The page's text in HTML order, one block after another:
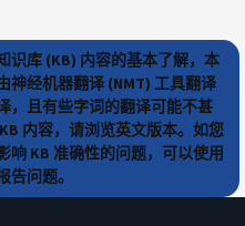
识库 (KB) 内容的基本了解，本
神经机器翻译 (NMT) 工具翻译
，且有些字词的翻译可能不甚
内容，请浏览英文版本。如您
响 KB 准确性的问题，可以使用
告问题。